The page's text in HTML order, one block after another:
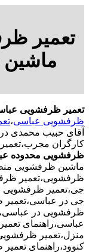
تعمیر
تعمیر ظرفشویی
ظرفشویی عباسی،
آقای حبیب محمدی
کارگران
ظرفشویی محدوده
ماشین ظرفشویی
ظرفشویی،تعمیر
جی،تعمیر ظرفشویی
جی در عباسی،تعمیر
ظرفشویی در
عباسی،راهنمای
منزل،تعمیر
کنوود،راهنمای